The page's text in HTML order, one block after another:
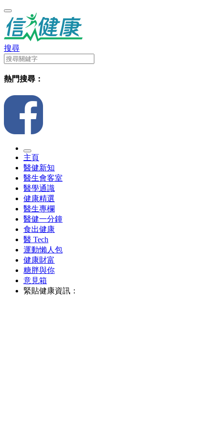
搜尋
熱門搜尋：
主頁
醫健新知
醫生會客室
醫學通識
健康精選
醫生專欄
醫健一分鐘
食出健康
醫 Tech
運動懶人包
健康財富
糖胖與你
意見箱
緊貼健康資訊：